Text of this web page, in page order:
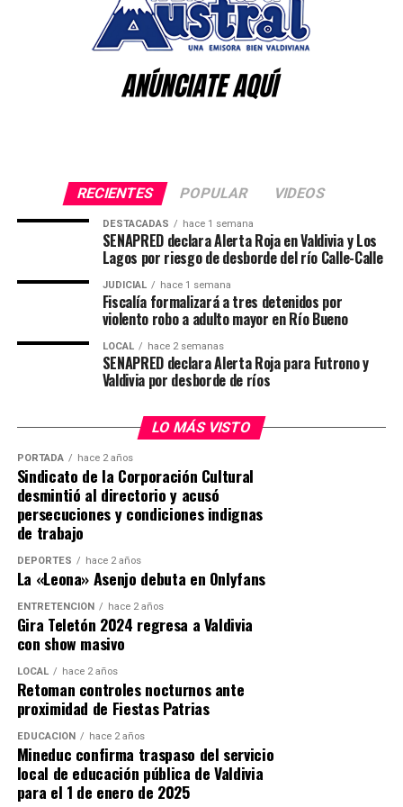
Junto con informar la aceptación de su renuncia, la casa
edilicia indicó que continuará con las acciones
administrativas correspondientes. En ese contexto,
precisó que seguirá adelante el sumario interno
reafirmaron su compromiso con la probidad y la
transparencia en el servicio público, manifestando
además su confianza en que las instituciones encargadas
de la investigación y administración de justicia
desarrollarán su labor conforme a la normativa vigente.
Post Views: 35
RECIENTES POPULAR VIDEOS
DESTACADAS hace 1 semana
SENAPRED declara Alerta Roja en Valdivia y Los
Lagos por riesgo de desborde del río Calle-Calle
JUDICIAL hace 1 semana
Fiscalía formalizará a tres detenidos por
violento robo a adulto mayor en Río Bueno
LOCAL hace 2 semanas
SENAPRED declara Alerta Roja para Futrono y
Valdivia por desborde de ríos
LO MÁS VISTO
PORTADA hace 2 años
Sindicato de la Corporación Cultural
desmintió al directorio y acusó
persecuciones y condiciones indignas
de trabajo
DEPORTES hace 2 años
La «Leona» Asenjo debuta en Onlyfans
ENTRETENCIÓN hace 2 años
Gira Teletón 2024 regresa a Valdivia
con show masivo
LOCAL hace 2 años
Retoman controles nocturnos ante
proximidad de Fiestas Patrias
EDUCACIÓN hace 2 años
Mineduc confirma traspaso del servicio
local de educación pública de Valdivia
para el 1 de enero de 2025